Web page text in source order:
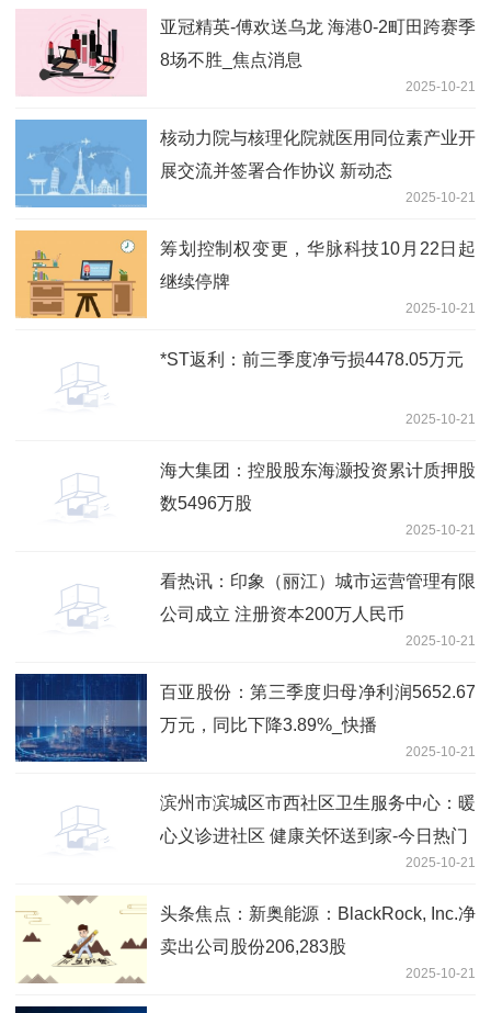
亚冠精英-傅欢送乌龙 海港0-2町田跨赛季
8场不胜_焦点消息
2025-10-21
核动力院与核理化院就医用同位素产业开
展交流并签署合作协议 新动态
2025-10-21
筹划控制权变更，华脉科技10月22日起
继续停牌
2025-10-21
*ST返利：前三季度净亏损4478.05万元
2025-10-21
海大集团：控股股东海灏投资累计质押股
数5496万股
2025-10-21
看热讯：印象（丽江）城市运营管理有限
公司成立 注册资本200万人民币
2025-10-21
百亚股份：第三季度归母净利润5652.67
万元，同比下降3.89%_快播
2025-10-21
滨州市滨城区市西社区卫生服务中心：暖
心义诊进社区 健康关怀送到家-今日热门
2025-10-21
头条焦点：新奥能源：BlackRock, Inc.净
卖出公司股份206,283股
2025-10-21